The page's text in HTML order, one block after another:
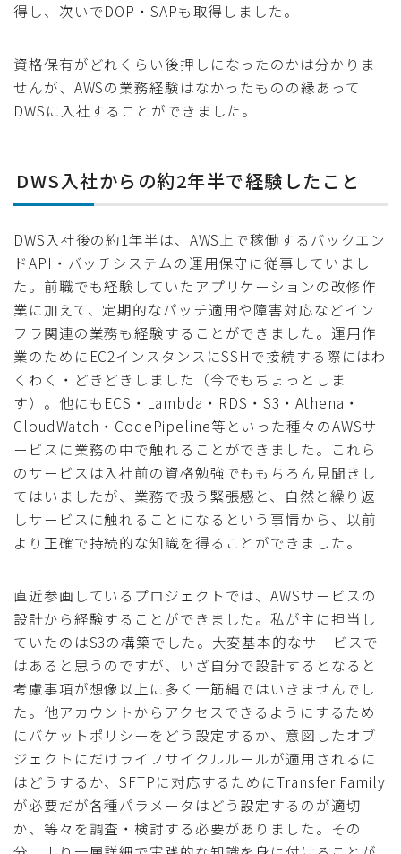
得し、次いでDOP・SAPも取得しました。
資格保有がどれくらい後押しになったのかは分かりま
せんが、AWSの業務経験はなかったものの縁あって
DWSに入社することができました。
DWS入社からの約2年半で経験したこと
DWS入社後の約1年半は、AWS上で稼働するバックエン
ドAPI・バッチシステムの運用保守に従事していまし
た。前職でも経験していたアプリケーションの改修作
業に加えて、定期的なパッチ適用や障害対応などイン
フラ関連の業務も経験することができました。運用作
業のためにEC2インスタンスにSSHで接続する際にはわ
くわく・どきどきしました（今でもちょっとしま
す）。他にもECS・Lambda・RDS・S3・Athena・
CloudWatch・CodePipeline等といった種々のAWSサ
ービスに業務の中で触れることができました。これら
のサービスは入社前の資格勉強でももちろん見聞きし
てはいましたが、業務で扱う緊張感と、自然と繰り返
しサービスに触れることになるという事情から、以前
より正確で持続的な知識を得ることができました。
直近参画しているプロジェクトでは、AWSサービスの
設計から経験することができました。私が主に担当し
ていたのはS3の構築でした。大変基本的なサービスで
はあると思うのですが、いざ自分で設計するとなると
考慮事項が想像以上に多く一筋縄ではいきませんでし
た。他アカウントからアクセスできるようにするため
にバケットポリシーをどう設定するか、意図したオブ
ジェクトにだけライフサイクルルールが適用されるに
はどうするか、SFTPに対応するためにTransfer Family
が必要だが各種パラメータはどう設定するのが適切
か、等々を調査・検討する必要がありました。その